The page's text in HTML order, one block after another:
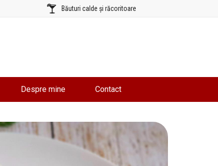
Băuturi calde și răcoritoare
Despre mine Contact